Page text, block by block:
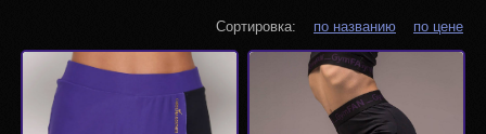
Сортировка: по названию по цене